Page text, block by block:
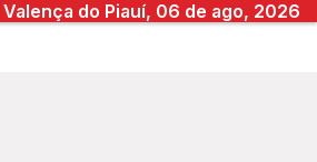
Valença do Piauí, 06 de ago, 2026